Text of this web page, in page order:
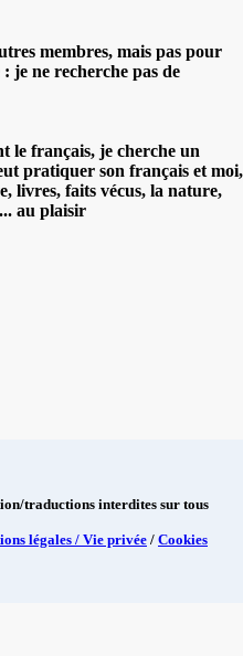
membres, mais pas pour
je ne recherche pas de
le français, je cherche un
pratiquer son français et moi,
livres, faits vécus, la nature,
au plaisir
traductions interdites sur tous
légales / Vie privée / Cookies